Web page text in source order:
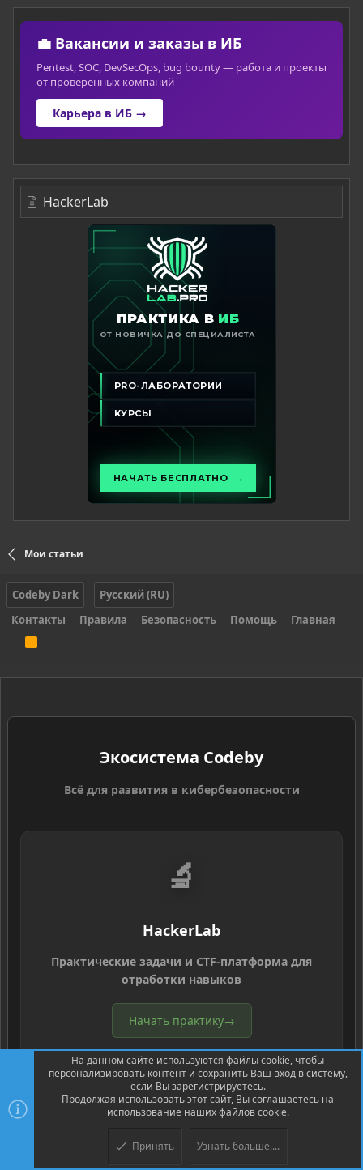
💼 Вакансии и заказы в ИБ
Pentest, SOC, DevSecOps, bug bounty — работа и проекты
от проверенных компаний
Карьера в ИБ →
HackerLab
Мои статьи
Codeby Dark
Русский (RU)
Контакты
Правила Безопасность Помощь Главная
S
Экосистема Codeby
Всё для развития в кибербезопасности
🔬
HackerLab
Практические задачи и CTF-платформа для
отработки навыков
Начать практику→
ВЫ ЗДЕСЬ
💬
На данном сайте используются файлы cookie, чтобы
персонализировать контент и сохранить Ваш вход в систему,
если Вы зарегистрируетесь.
Продолжая использовать этот сайт, Вы соглашаетесь на
использование наших файлов cookie.
Принять Узнать больше....